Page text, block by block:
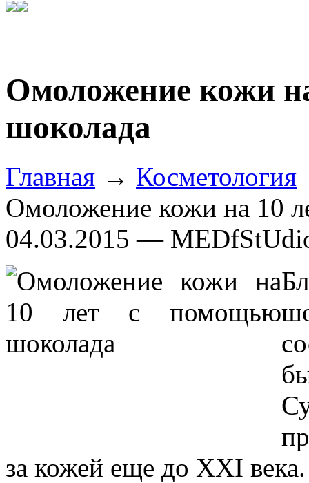
Омоложение кожи
шоколада
Главная → Косметология
Омоложение кожи на 10
04.03.2015 —
за кожей еще до XXI века.